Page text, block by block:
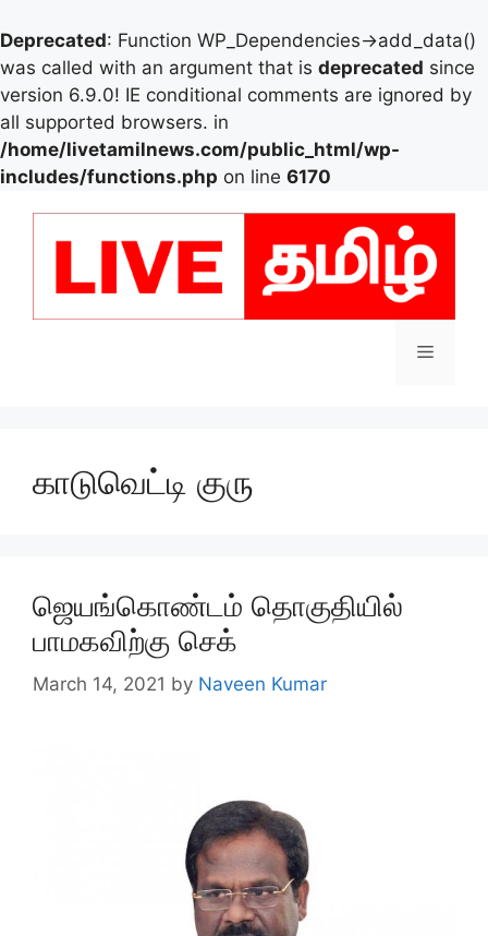
Deprecated: Function WP_Dependencies->add_data()
was called with an argument that is deprecated since
version 6.9.0! IE conditional comments are ignored by
all supported browsers. in
/home/livetamilnews.com/public_html/wp-
includes/functions.php on line 6170
Menu
காடுவெட்டி குரு
ஜெயங்கொண்டம் தொகுதியில்
பாமகவிற்கு செக்
March 14, 2021 by Naveen Kumar